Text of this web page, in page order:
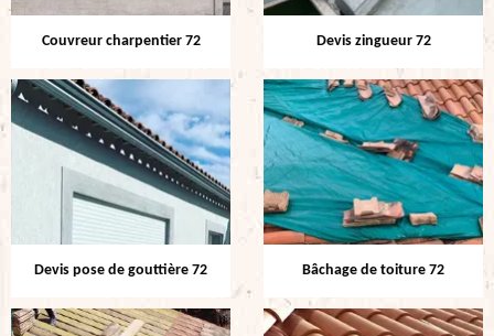
Couvreur charpentier 72 Devis zingueur 72
Devis pose de gouttière 72 Bâchage de toiture 72